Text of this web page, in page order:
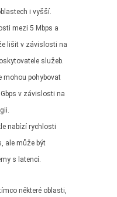
i vyšší.
mezi 5 Mbps a
lišit v závislosti na
služeb.
mohou pohybovat
v závislosti na
nabízí rychlosti
ale může být
s latencí.
některé oblasti,